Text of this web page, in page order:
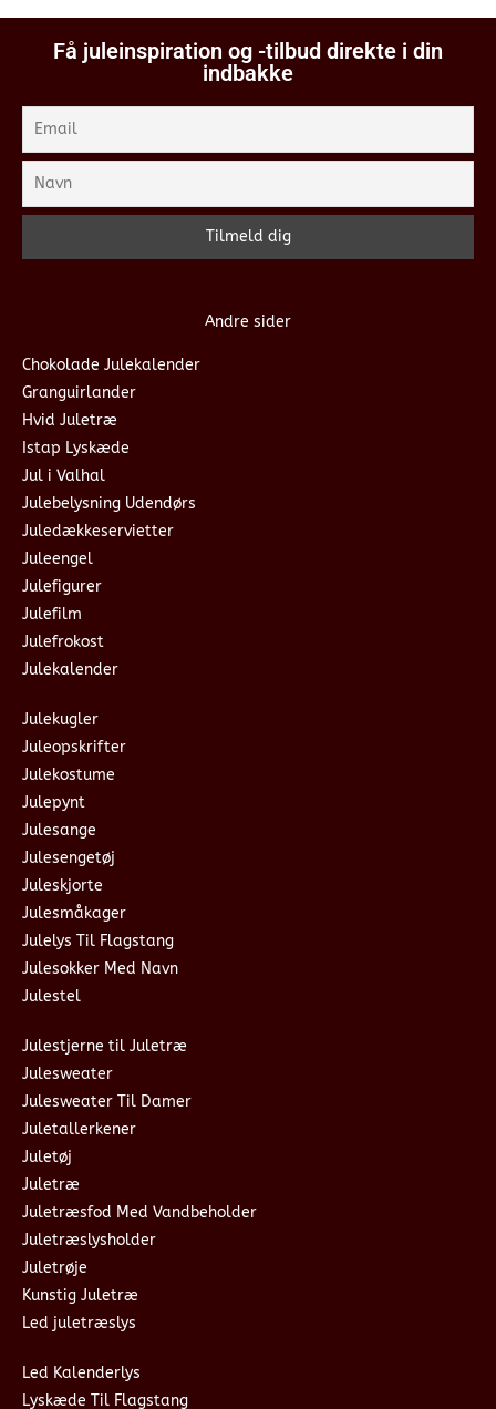
Få juleinspiration og -tilbud direkte i din
indbakke
Andre sider
Chokolade Julekalender
Granguirlander
Hvid Juletræ
Istap Lyskæde
Jul i Valhal
Julebelysning Udendørs
Juledækkeservietter
Juleengel
Julefigurer
Julefilm
Julefrokost
Julekalender
Julekugler
Juleopskrifter
Julekostume
Julepynt
Julesange
Julesengetøj
Juleskjorte
Julesmåkager
Julelys Til Flagstang
Julesokker Med Navn
Julestel
Julestjerne til Juletræ
Julesweater
Julesweater Til Damer
Juletallerkener
Juletøj
Juletræ
Juletræsfod Med Vandbeholder
Juletræslysholder
Juletrøje
Kunstig Juletræ
Led juletræslys
Led Kalenderlys
Lyskæde Til Flagstang